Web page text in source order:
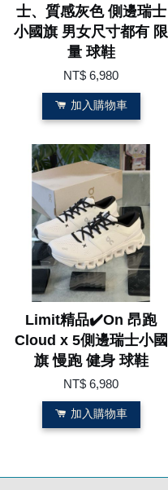
士、質感灰色 側邊瑞士
小國旗 男女尺寸都有 限
量 球鞋
NT$ 6,980
加入購物車
Limit精品✔️On 昂跑
Cloud x 5側邊瑞士小國
旗 慢跑 健身 球鞋
NT$ 6,980
加入購物車